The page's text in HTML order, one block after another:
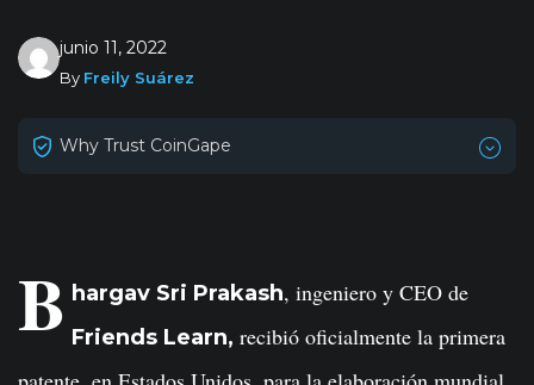
junio 11, 2022
By Freily Suárez
Why Trust CoinGape
B hargav Sri Prakash, ingeniero y CEO de
Friends Learn, recibió oficialmente la primera